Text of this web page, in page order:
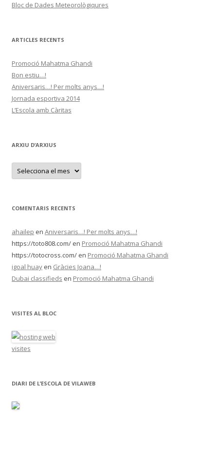
Bloc de Dades Meteorològiqures
ARTICLES RECENTS
Promoció Mahatma Ghandi
Bon estiu…!
Aniversaris…! Per molts anys…!
Jornada esportiva 2014
L’Escola amb Càritas
ARXIU D’ARXIUS
A
x
’
i
u
s
COMENTARIS RECENTS
ahailep en Aniversaris…! Per molts anys…!
https://toto808.com/ en Promoció Mahatma Ghandi
https://totocross.com/ en Promoció Mahatma Ghandi
igoal huay en Gràcies Joana…!
Dubai classifieds en Promoció Mahatma Ghandi
VISITES AL BLOC
visites
DIARI DE L’ESCOLA DE VILAWEB